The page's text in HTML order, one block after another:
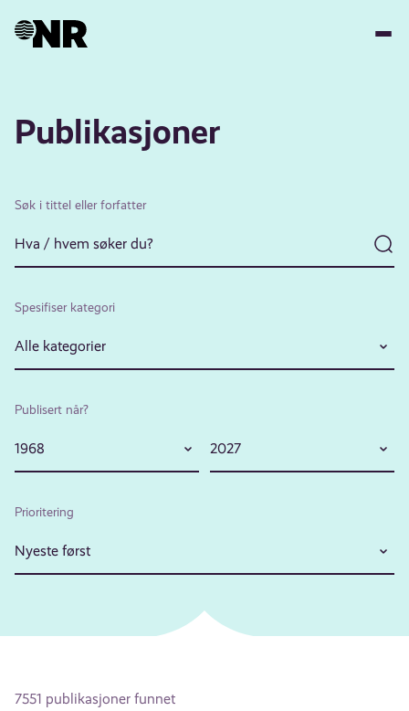
Publikasjoner
Søk i tittel eller forfatter
Spesifiser kategori
Alle kategorier
Publisert når?
1968 2027
Prioritering
Nyeste først
7551 publikasjoner funnet